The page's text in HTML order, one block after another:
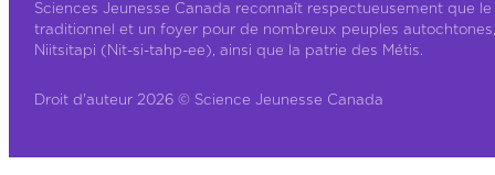
Sciences Jeunesse Canada reconnaît respectueusement que
traditionnel et un foyer pour de nombreux peuples
Niitsitapi (Nit-si-tahp-ee), ainsi que la patrie des Métis.
Droit d'auteur 2026 © Science Jeunesse Canada